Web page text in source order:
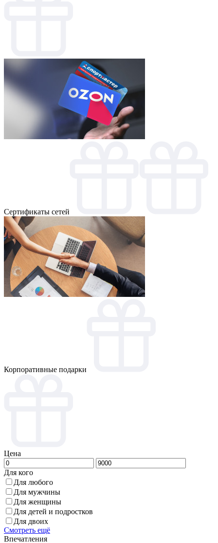
Cертификаты сетей
Корпоративные подарки
Цена
Для кого
Для любого
Для мужчины
Для женщины
Для детей и подростков
Для двоих
Смотреть ещё
Впечатления